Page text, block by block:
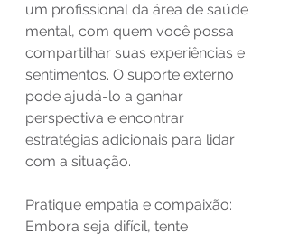
um profissional da área de saúde
mental, com quem você possa
compartilhar suas experiências e
sentimentos. O suporte externo
pode ajudá-lo a ganhar
perspectiva e encontrar
estratégias adicionais para lidar
com a situação.
Pratique empatia e compaixão:
Embora seja difícil, tente